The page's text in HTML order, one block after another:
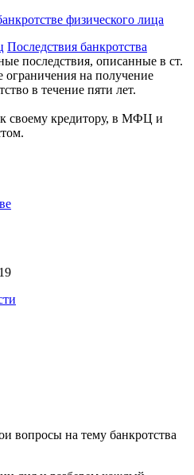
Последствия банкротства
последствия, описанные в ст.
на получение
в течение пяти лет.
к своему кредитору, в МФЦ и
вопросы на тему банкротства